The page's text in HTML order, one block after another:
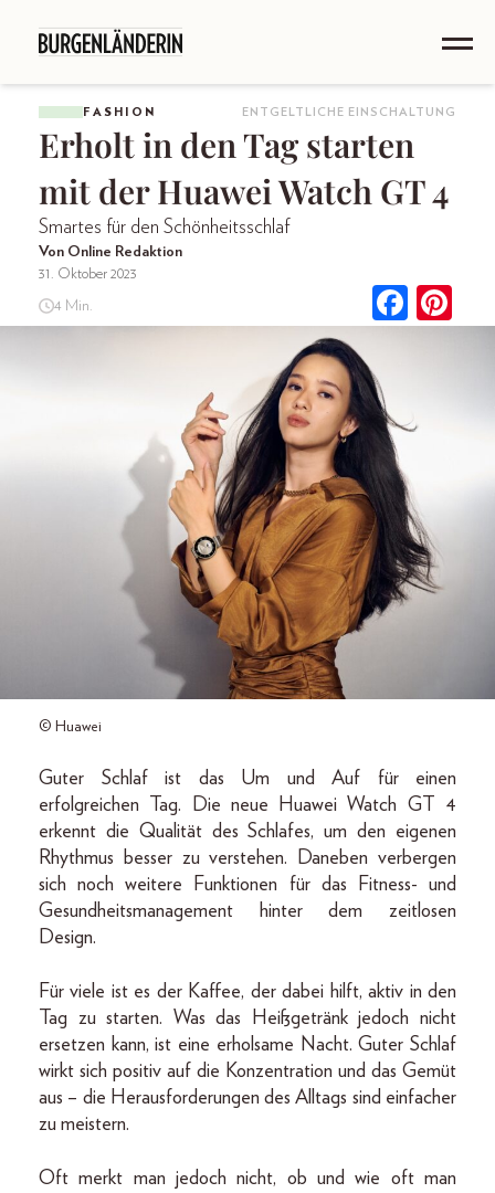
FASHION ENTGELTLICHE EINSCHALTUNG
Erholt in den Tag starten
mit der Huawei Watch GT 4
Smartes für den Schönheitsschlaf
Von Online Redaktion
31. Oktober 2023
4 Min.
© Huawei
Guter Schlaf ist das Um und Auf für einen
erfolgreichen Tag. Die neue Huawei Watch GT 4
erkennt die Qualität des Schlafes, um den eigenen
Rhythmus besser zu verstehen. Daneben verbergen
sich noch weitere Funktionen für das Fitness- und
Gesundheitsmanagement hinter dem zeitlosen
Design.
Für viele ist es der Kaffee, der dabei hilft, aktiv in den
Tag zu starten. Was das Heißgetränk jedoch nicht
ersetzen kann, ist eine erholsame Nacht. Guter Schlaf
wirkt sich positiv auf die Konzentration und das Gemüt
aus – die Herausforderungen des Alltags sind einfacher
zu meistern.
Oft merkt man jedoch nicht, ob und wie oft man